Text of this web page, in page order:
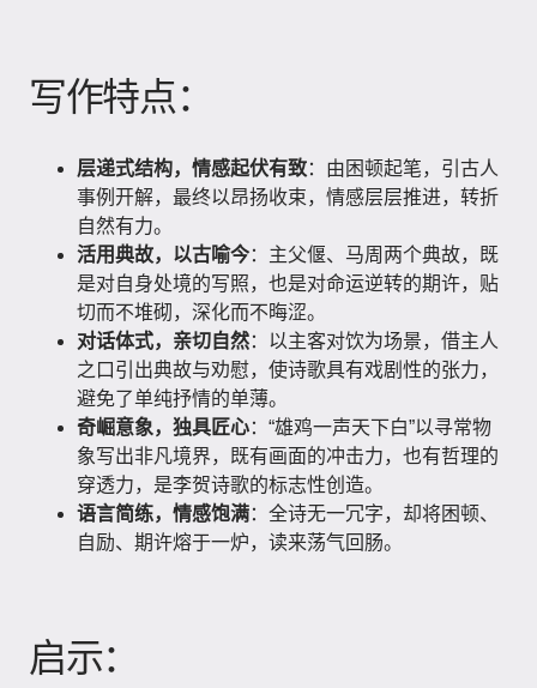
写作特点：
层递式结构，情感起伏有致：由困顿起笔，引古人
事例开解，最终以昂扬收束，情感层层推进，转折
自然有力。
活用典故，以古喻今：主父偃、马周两个典故，既
是对自身处境的写照，也是对命运逆转的期许，贴
切而不堆砌，深化而不晦涩。
对话体式，亲切自然：以主客对饮为场景，借主人
之口引出典故与劝慰，使诗歌具有戏剧性的张力，
避免了单纯抒情的单薄。
奇崛意象，独具匠心：“雄鸡一声天下白”以寻常物
象写出非凡境界，既有画面的冲击力，也有哲理的
穿透力，是李贺诗歌的标志性创造。
语言简练，情感饱满：全诗无一冗字，却将困顿、
自励、期许熔于一炉，读来荡气回肠。
启示：